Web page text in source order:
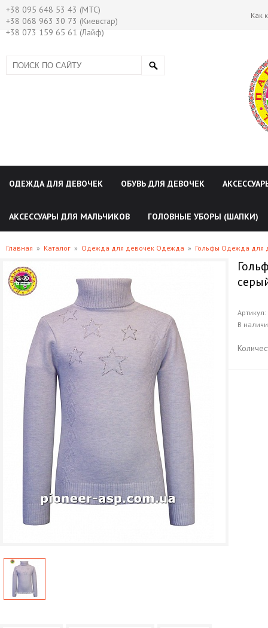
+38 095 648 53 43 (МТС)
+38 068 963 30 73 (Киевстар)
+38 073 159 65 61 (Лайф)
Как
ОДЕЖДА ДЛЯ ДЕВОЧЕК ОБУВЬ ДЛЯ ДЕВОЧЕК
АКСЕССУАРЫ ДЛЯ МАЛЬЧИКОВ ГОЛОВНЫЕ УБОРЫ (ШАПКИ)
Главная » Каталог » Одежда для девочек Одежда » Гольфы Одежда для
Артикул:
В